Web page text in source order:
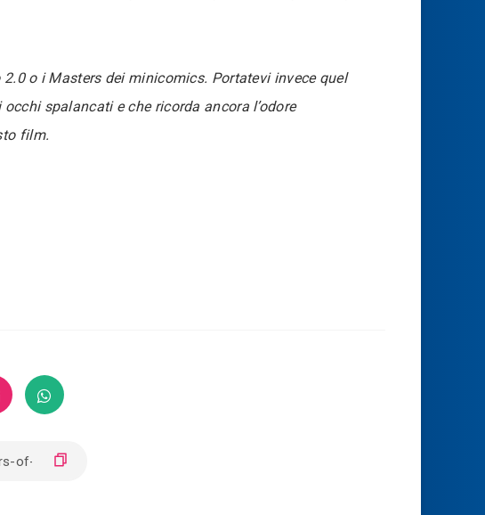
o i Masters dei minicomics. Portatevi invece quel
spalancati e che ricorda ancora l’odore
film.